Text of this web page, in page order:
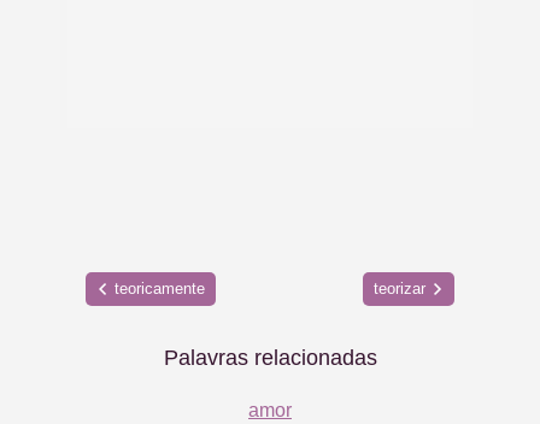
teoricamente teorizar
Palavras relacionadas
amor